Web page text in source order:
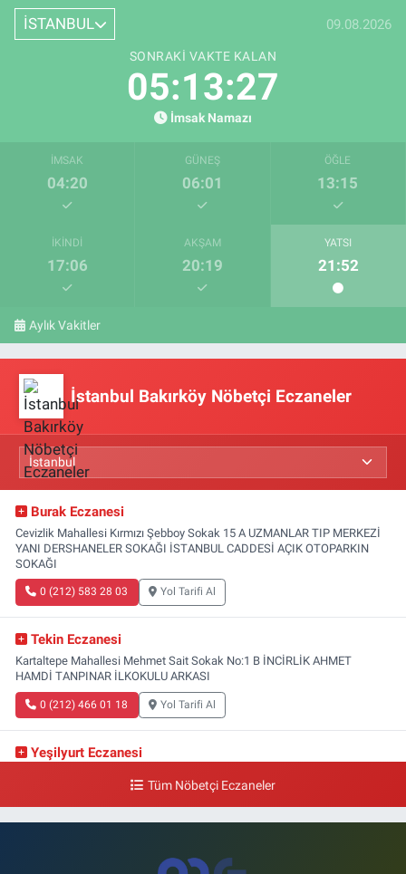
İSTANBUL 09.08.2026
SONRAKI VAKTE KALAN
05:13:27
İmsak Namazı
İMSAK
04:20
GÜNEŞ
06:01
ÖĞLE
13:15
İKINDI
17:06
AKŞAM
20:19
YATSI
21:52
Aylık Vakitler
İstanbul Bakırköy Nöbetçi Eczaneler
Burak Eczanesi
Cevizlik Mahallesi Kırmızı Şebboy Sokak 15 A UZMANLAR TIP MERKEZİ
YANI DERSHANELER SOKAĞI İSTANBUL CADDESİ AÇIK OTOPARKIN
SOKAĞI
0 (212) 583 28 03 Yol Tarifi Al
Tekin Eczanesi
Kartaltepe Mahallesi Mehmet Sait Sokak No:1 B İNCİRLİK AHMET
HAMDİ TANPINAR İLKOKULU ARKASI
0 (212) 466 01 18 Yol Tarifi Al
Yeşilyurt Eczanesi
Şenlikköy Mahallesi Eski Halkalı Caddesi 33 Akvaryum Yanı Akua Florya
Tüm Nöbetçi Eczaneler